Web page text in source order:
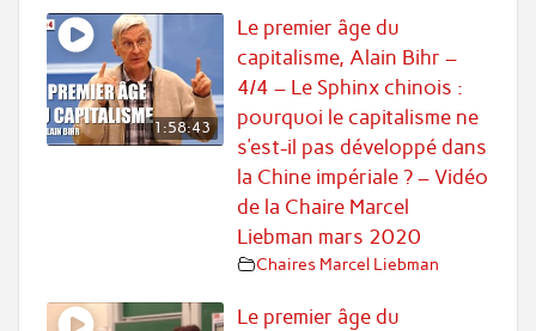
1:58:43
Le premier âge du
capitalisme, Alain Bihr –
4/4 – Le Sphinx chinois :
pourquoi le capitalisme ne
s’est-il pas développé dans
la Chine impériale ? – Vidéo
de la Chaire Marcel
Liebman mars 2020
Chaires Marcel Liebman
Le premier âge du